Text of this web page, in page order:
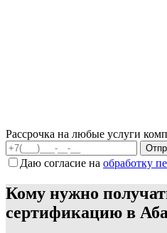
Рассрочка на любые услуги
Даю согласие на обработку
Кому нужно
сертификацию в